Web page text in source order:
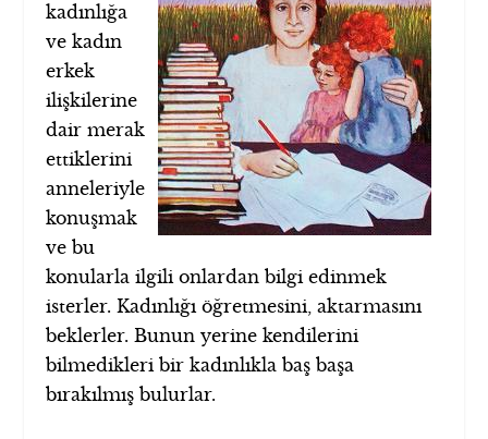
kadınlığa
ve kadın
erkek
ilişkilerine
dair merak
ettiklerini
anneleriyle
konuşmak
ve bu
konularla ilgili onlardan bilgi edinmek
isterler. Kadınlığı öğretmesini, aktarmasını
beklerler. Bunun yerine kendilerini
bilmedikleri bir kadınlıkla baş başa
bırakılmış bulurlar.